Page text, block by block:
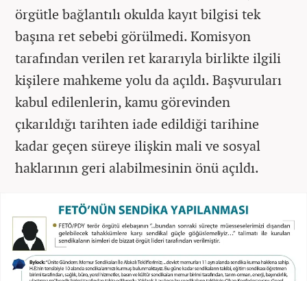
örgütle bağlantılı okulda kayıt bilgisi tek
başına ret sebebi görülmedi. Komisyon
tarafından verilen ret kararıyla birlikte ilgili
kişilere mahkeme yolu da açıldı. Başvuruları
kabul edilenlerin, kamu görevinden
çıkarıldığı tarihten iade edildiği tarihine
kadar geçen süreye ilişkin mali ve sosyal
haklarının geri alabilmesinin önü açıldı.